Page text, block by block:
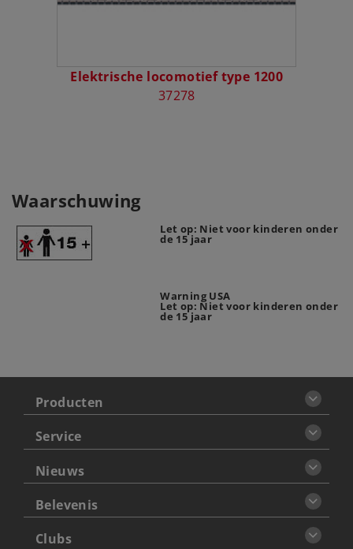
Elektrische locomotief type 1200
37278
Waarschuwing
Let op: Niet voor kinderen onder
de 15 jaar
Warning USA
Let op: Niet voor kinderen onder
de 15 jaar
Producten
Service
Nieuws
Belevenis
Clubs